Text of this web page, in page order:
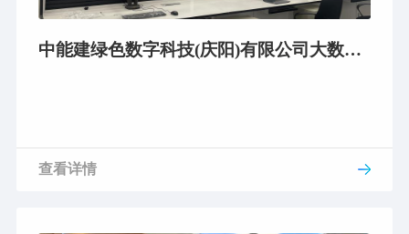
中能建绿色数字科技(庆阳)有限公司大数据中心监控室
查看详情